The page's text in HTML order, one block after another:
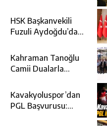
Yaşamaktır
HSK Başkanvekili
Fuzuli Aydoğdu’dan
Hamza Aydoğdu’ya
Ziyaret
Kahraman Tanoğlu
Camii Dualarla
Kavakyoluspor’dan
PGL Başvurusu: